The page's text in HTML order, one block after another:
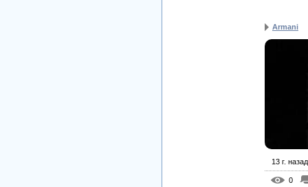
Armani
13 г. назад
0